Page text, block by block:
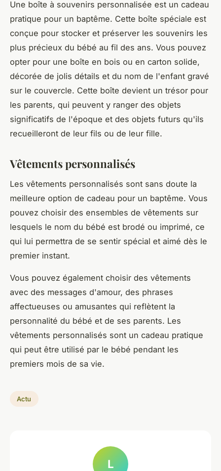
Une boîte à souvenirs personnalisée est un cadeau
pratique pour un baptême. Cette boîte spéciale est
conçue pour stocker et préserver les souvenirs les
plus précieux du bébé au fil des ans. Vous pouvez
opter pour une boîte en bois ou en carton solide,
décorée de jolis détails et du nom de l'enfant gravé
sur le couvercle. Cette boîte devient un trésor pour
les parents, qui peuvent y ranger des objets
significatifs de l'époque et des objets futurs qu'ils
recueilleront de leur fils ou de leur fille.
Vêtements personnalisés
Les vêtements personnalisés sont sans doute la
meilleure option de cadeau pour un baptême. Vous
pouvez choisir des ensembles de vêtements sur
lesquels le nom du bébé est brodé ou imprimé, ce
qui lui permettra de se sentir spécial et aimé dès le
premier instant.
Vous pouvez également choisir des vêtements
avec des messages d'amour, des phrases
affectueuses ou amusantes qui reflètent la
personnalité du bébé et de ses parents. Les
vêtements personnalisés sont un cadeau pratique
qui peut être utilisé par le bébé pendant les
premiers mois de sa vie.
Actu
L